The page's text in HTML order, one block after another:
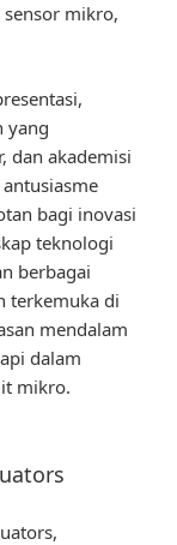
mikro,
yang
dan akademisi
bagi inovasi
teknologi
berbagai
terkemuka di
mendalam
dalam
mikro.